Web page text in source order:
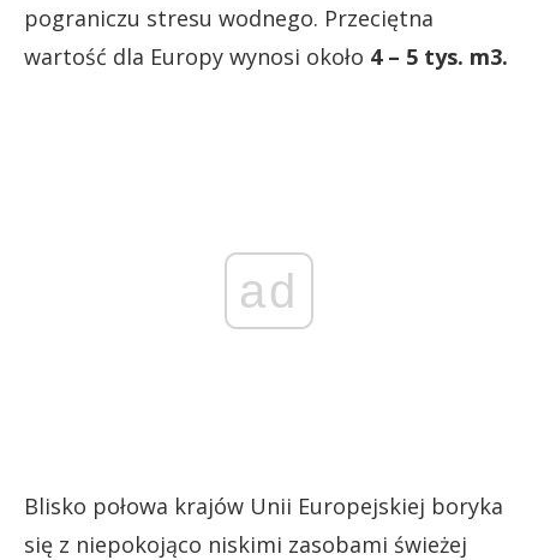
pograniczu stresu wodnego. Przeciętna
wartość dla Europy wynosi około 4 – 5 tys. m3.
ad
Blisko połowa krajów Unii Europejskiej boryka
się z niepokojąco niskimi zasobami świeżej